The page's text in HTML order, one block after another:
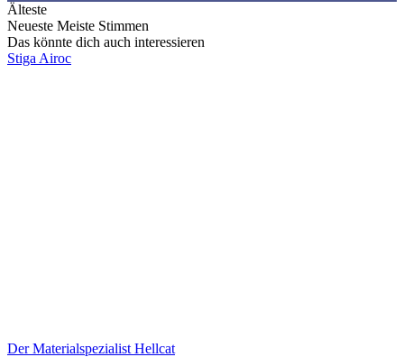
Älteste
Neueste Meiste Stimmen
Das könnte dich auch interessieren
Stiga Airoc
Der Materialspezialist Hellcat